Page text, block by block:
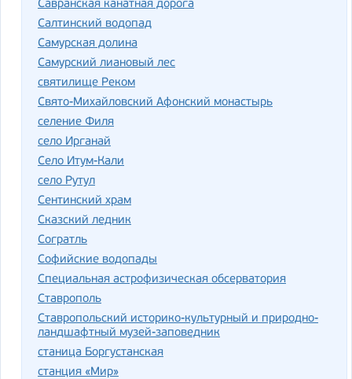
Савранская канатная дорога
Салтинский водопад
Самурская долина
Самурский лиановый лес
святилище Реком
Свято-Михайловский Афонский монастырь
селение Филя
село Ирганай
Село Итум-Кали
село Рутул
Сентинский храм
Сказский ледник
Согратль
Софийские водопады
Специальная астрофизическая обсерватория
Ставрополь
Ставропольский историко-культурный и природно-
ландшафтный музей-заповедник
станица Боргустанская
станция «Мир»